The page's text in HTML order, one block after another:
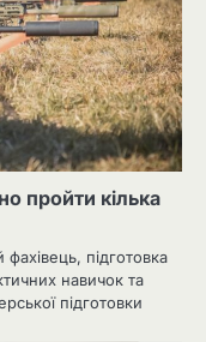
пройти кілька
підготовка
навичок та
підготовки